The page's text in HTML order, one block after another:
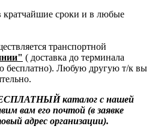
кратчайшие сроки и в любые
транспортной
( доставка до терминала
бесплатно). Любую другую т/к вы
каталог с нашей
вам его почтой (в заявке
адрес организации).